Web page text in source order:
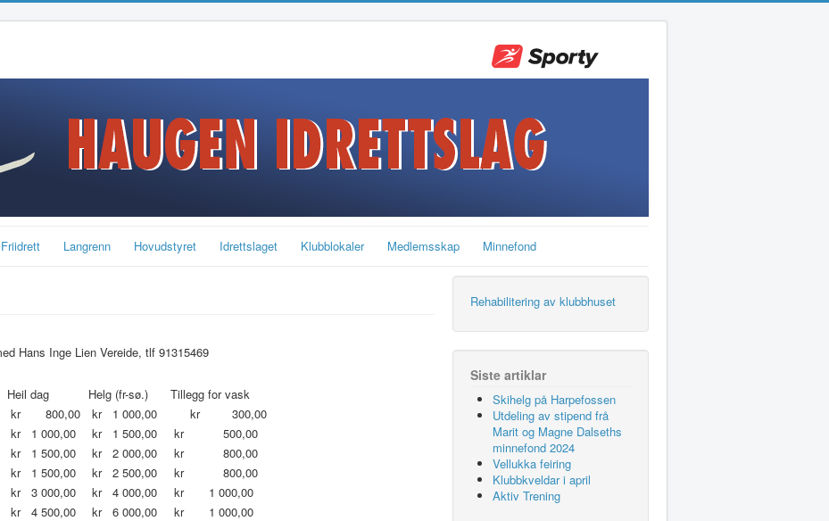
Friidrett Langrenn Hovudstyret Idrettslaget Klubblokaler Medlemsskap Minnefond
Hans Inge Lien Vereide, tlf 91315469
Heil dag Helg (fr-sø.)
Tillegg for vask
kr 800,00 kr 1 000,00
kr 300,00
kr 1 000,00 kr 1 500,00
kr 500,00
kr 1 500,00 kr 2 000,00
kr 800,00
kr 1 500,00 kr 2 500,00
kr 800,00
kr 3 000,00 kr 4 000,00
kr 1 000,00
kr 4 500,00 kr 6 000,00
kr 1 000,00
Rehabilitering av klubbhuset
Siste artiklar
Skihelg på Harpefossen
Utdeling av stipend frå
Marit og Magne Dalseths
minnefond 2024
Vellukka feiring
Klubbkveldar i april
Aktiv Trening